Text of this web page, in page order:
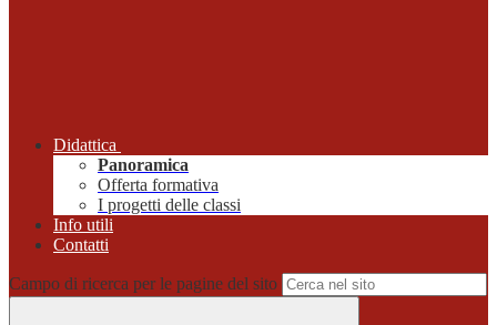
Didattica
Panoramica
Offerta formativa
I progetti delle classi
Info utili
Contatti
Campo di ricerca per le pagine del sito